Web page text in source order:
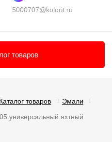
5000707@kolorit.ru
товаров
Каталог товаров
Эмали
универсальный яхтный